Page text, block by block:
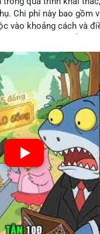
Chi phí này bao gồm
vào khoảng cách và